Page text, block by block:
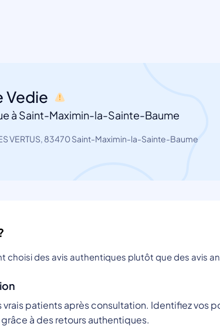
Vedie
à Saint-Maximin-la-Sainte-Baume
VERTUS, 83470 Saint-Maximin-la-Sainte-Baume
choisi des avis authentiques plutôt que des avis
vrais patients après consultation. Identifiez vos
à des retours authentiques.